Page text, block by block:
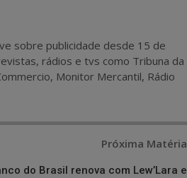
sobre publicidade desde 15 de
rádios e tvs como Tribuna da
Monitor Mercantil, Rádio
Próxima Matéria
do Brasil renova com Lew’Lara e